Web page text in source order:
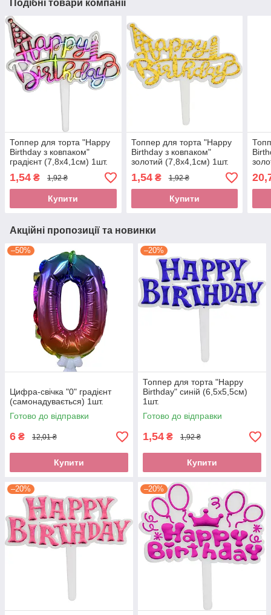
Подібні товари компанії
Топпер для торта "Happy
Birthday з ковпаком"
градієнт (7,8х4,1см) 1шт.
1,54 ₴ 1,92 ₴
Купити
Топпер для торта "Happy
Birthday з ковпаком"
золотий (7,8х4,1см) 1шт.
1,54₴ 1,92 ₴
Купити
Акційні пропозиції та новинки
–50%
Цифра-свічка "0" градієнт
(самонадувається) 1шт.
Готово до відправки
6 ₴ 12,01 ₴
Купити
–20%
Топпер для торта "Happy
Birthday" синій (6,5х5,5см)
1шт.
Готово до відправки
1,54 ₴ 1,92 ₴
Купити
–20% –20%